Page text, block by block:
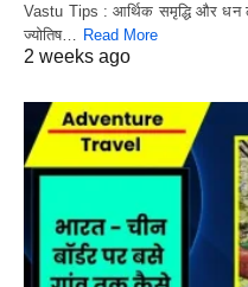
Vastu Tips : आर्थिक समृद्धि और धन
ज्योतिष… Read More
2 weeks ago